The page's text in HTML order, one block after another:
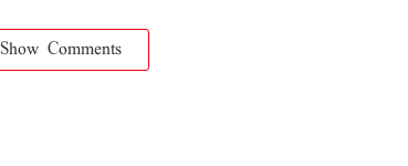
Show Comments